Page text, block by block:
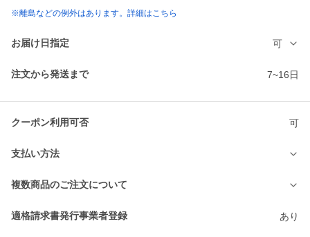
※離島などの例外はあります。詳細はこちら
お届け日指定 可
注文から発送まで 7~16日
クーポン利用可否 可
支払い方法
複数商品のご注文について
適格請求書発行事業者登録 あり